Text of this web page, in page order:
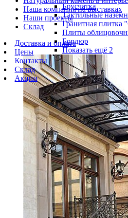
Брусчатка
Тактильные
Гранитная плитка
Плиты
Бордюр
Показать ещё 2
Наша компания на выставках
Наши проекты
Склад
Доставка и оплата
Цены
Контакты
Склад
Акции